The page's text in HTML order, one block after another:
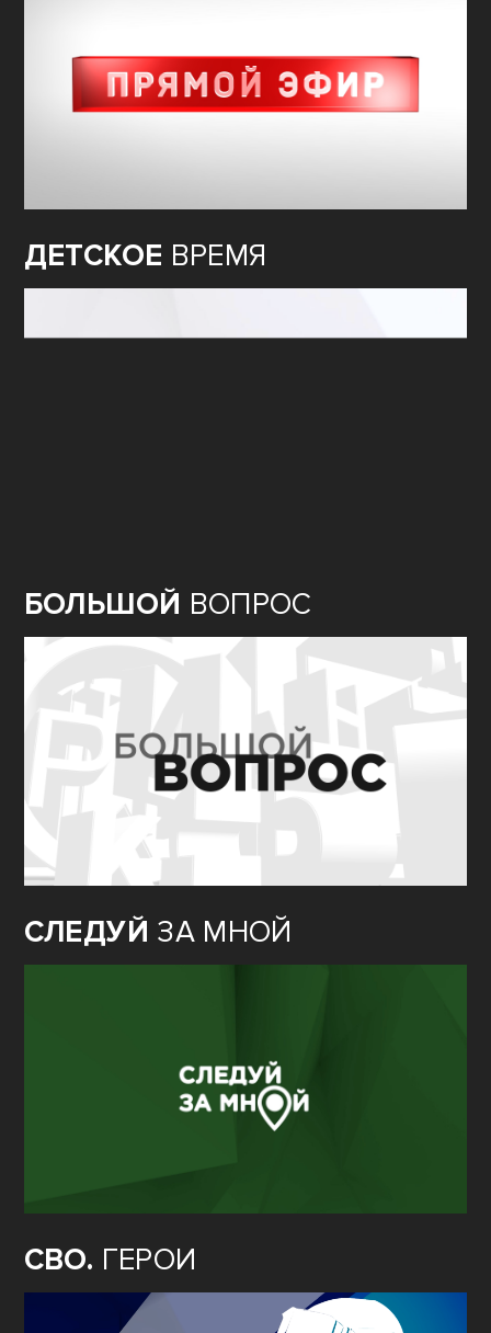
ДЕТСКОЕ ВРЕМЯ
БОЛЬШОЙ ВОПРОС
СЛЕДУЙ ЗА МНОЙ
СВО. ГЕРОИ